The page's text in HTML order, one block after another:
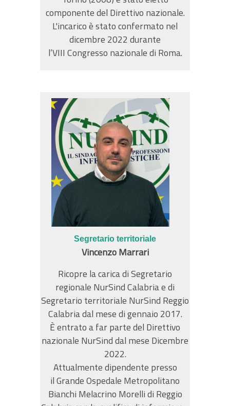
componente del Direttivo nazionale.
L'incarico è stato confermato nel
dicembre 2022 durante
l’VIII Congresso nazionale di Roma.
Segretario territoriale
Vincenzo Marrari
Ricopre la carica di Segretario
regionale NurSind Calabria e di
Segretario territoriale NurSind Reggio
Calabria dal mese di gennaio 2017.
È entrato a far parte del Direttivo
nazionale NurSind dal mese Dicembre
2022.
Attualmente dipendente presso
il Grande Ospedale Metropolitano
Bianchi Melacrino Morelli di Reggio